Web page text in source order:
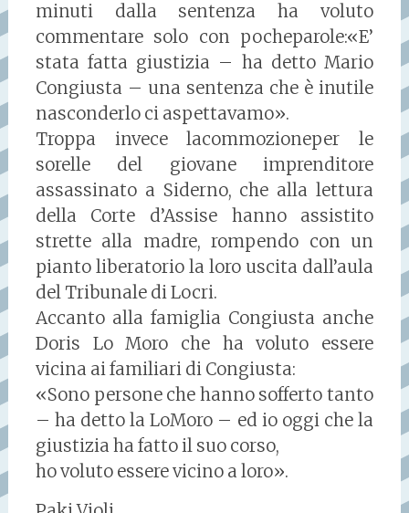
minuti dalla sentenza ha voluto
commentare solo con pocheparole:«E’
stata fatta giustizia – ha detto Mario
Congiusta – una sentenza che è inutile
nasconderlo ci aspettavamo».
Troppa invece lacommozioneper le
sorelle del giovane imprenditore
assassinato a Siderno, che alla lettura
della Corte d’Assise hanno assistito
strette alla madre, rompendo con un
pianto liberatorio la loro uscita dall’aula
del Tribunale di Locri.
Accanto alla famiglia Congiusta anche
Doris Lo Moro che ha voluto essere
vicina ai familiari di Congiusta:
«Sono persone che hanno sofferto tanto
– ha detto la LoMoro – ed io oggi che la
giustizia ha fatto il suo corso,
ho voluto essere vicino a loro».